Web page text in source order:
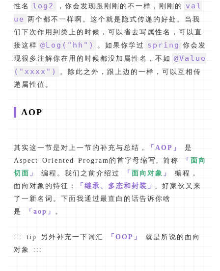
性名
log2 ，你会发现跟刚刚的不一样，刚刚的
val
ue
两个都不一样啊。这个就是隐式传递的好处。当我
们下次作用到类上的时候，可以省去写属性名，可以直
接这样 @Log("hh") 。如果你学过 spring 你会发
现很多注解你在用的时候都没加属性名，不如 @Value
("xxxx")
。除此之外，跟上边的一样，可以互相传
递属性值。
AOP
其实这一节是对上一节的补充与总结， 「AOP」
是
Aspect Oriented Program的首字母缩写, 简称
「 面向
切面 」 编程。我们之前介绍过 「 面向对象 」
编程，
面向对象的特征：
「继承、多态和封装」 , 好家伙又来
了一新名词。下面我通过最直白的话告诉你啥
是
「aop」 。
::: tip 另外补充一下词汇 「OOP」
就是所说的面向
对象 :::